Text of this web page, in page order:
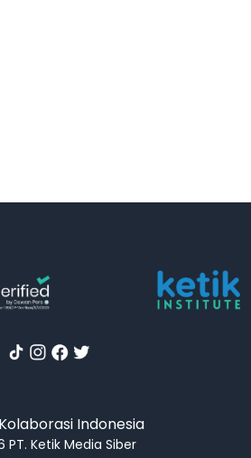
Indonesia
PT. Ketik Media Siber